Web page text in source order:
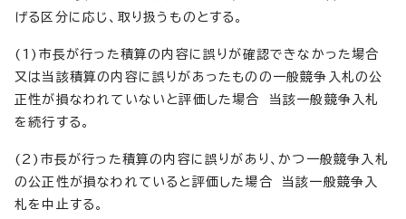
げる区分に応じ、取り扱うものとする。
(1)市長が行った積算の内容に誤りが確認できなかった場合
又は当該積算の内容に誤りがあったものの一般競争入札の公
正性が損なわれていないと評価した場合 当該一般競争入札
を続行する。
(2)市長が行った積算の内容に誤りがあり、かつ一般競争入札
の公正性が損なわれていると評価した場合 当該一般競争入
札を中止する。